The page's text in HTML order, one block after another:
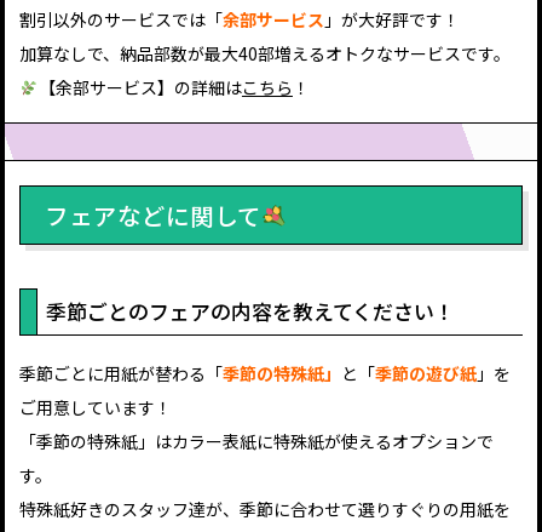
割引以外のサービスでは「余部サービス 」が大好評です！
加算なしで、納品部数が最大40部増えるオトクなサービスです。
【余部サービス】の詳細はこちら ！
フェアなどに関して
季節ごとのフェアの内容を教えてください！
季節ごとに用紙が替わる「季節の特殊紙」 と「季節の遊び紙 」を
ご用意しています！
「季節の特殊紙」はカラー表紙に特殊紙が使えるオプションで
す。
特殊紙好きのスタッフ達が、季節に合わせて選りすぐりの用紙を